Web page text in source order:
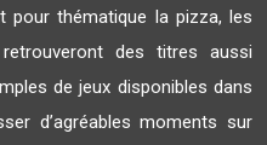
pour thématique la pizza, les
des titres aussi
de jeux disponibles dans
d’agréables moments sur